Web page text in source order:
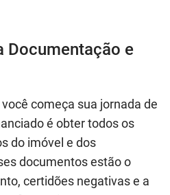
Documentação e
começa sua jornada de
é obter todos os
do imóvel e dos
documentos estão o
certidões negativas e a